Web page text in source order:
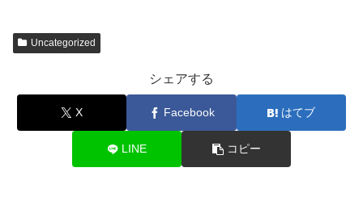
Uncategorized
シェアする
X Facebook はてブ
LINE コピー